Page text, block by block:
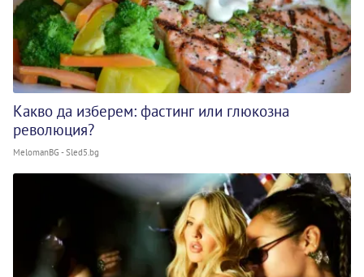
Какво да изберем: фастинг или глюкозна
революция?
MelomanBG - Sled5.bg